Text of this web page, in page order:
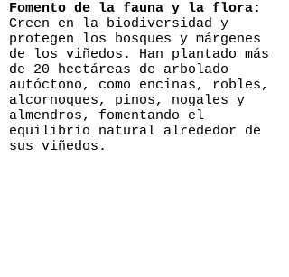
Fomento de la fauna y la flora:
Creen en la biodiversidad y
protegen los bosques y márgenes
de los viñedos. Han plantado más
de 20 hectáreas de arbolado
autóctono, como encinas, robles,
alcornoques, pinos, nogales y
almendros, fomentando el
equilibrio natural alrededor de
sus viñedos.